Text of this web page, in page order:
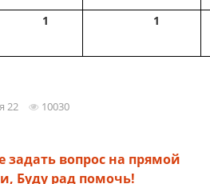
1 1
22 10030
задать вопрос на прямой
Буду рад помочь!